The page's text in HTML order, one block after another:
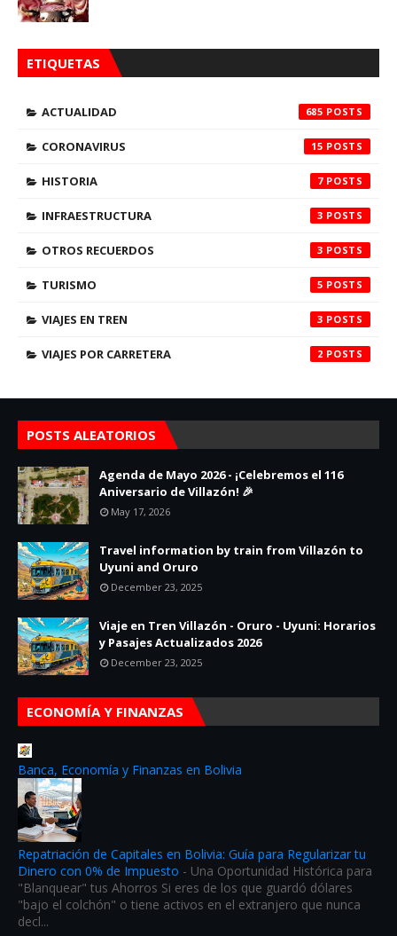
ETIQUETAS
ACTUALIDAD 685
CORONAVIRUS 15
HISTORIA 7
INFRAESTRUCTURA 3
OTROS RECUERDOS 3
TURISMO 5
VIAJES EN TREN 3
VIAJES POR CARRETERA 2
POSTS ALEATORIOS
Agenda de Mayo 2026 - ¡Celebremos el 116
Aniversario de Villazón! 🎉
May 17, 2026
Travel information by train from Villazón to
Uyuni and Oruro
December 23, 2025
Viaje en Tren Villazón - Oruro - Uyuni: Horarios
y Pasajes Actualizados 2026
December 23, 2025
ECONOMÍA Y FINANZAS
Banca, Economía y Finanzas en Bolivia
Repatriación de Capitales en Bolivia: Guía para Regularizar tu
Dinero con 0% de Impuesto - Una Oportunidad Histórica para
"Blanquear" tus Ahorros Si eres de los que guardó dólares
"bajo el colchón" o tiene activos en el extranjero que nunca
decl...